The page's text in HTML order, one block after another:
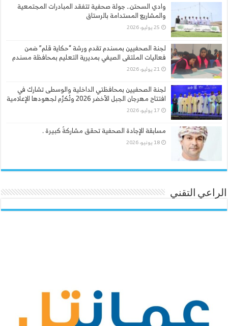
وادي السحتن.. جولة صحفية تتفقد المبادرات المجتمعية
والمشاريع المستدامة بالرستاق
25 يوليو، 2026
لجنة الصحفيين بمسندم تقدم ورشة “حكاية قلم” ضمن
فعاليات الملتقى الصيفي بمديرية التعليم بمحافظة مسندم
21 يوليو، 2026
لجنة الصحفيين بمحافظتي الداخلية والوسطى تشارك في
افتتاح مهرجان الجبل الأخضر 2026 وتُكرَّم لجهودها الإعلامية
17 يوليو، 2026
مسابقة الإجادة الصحفية تحقق مشاركةً كبيرة .
18 يونيو، 2026
الراعي التقني